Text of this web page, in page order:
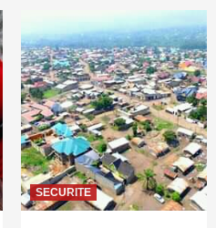
SECURITE